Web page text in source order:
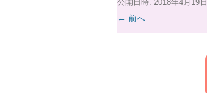
公開日時: 2018年4月19日
← 前へ